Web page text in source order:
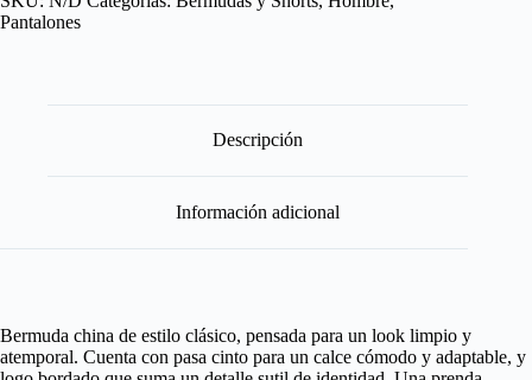
Pantalones
Descripción
Información adicional
Bermuda china de estilo clásico, pensada para un look limpio y
atemporal. Cuenta con pasa cinto para un calce cómodo y adaptable, y